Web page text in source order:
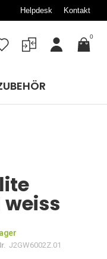
Helpdesk Kontakt
Mein
0
weiss
J2GW6002Z.01